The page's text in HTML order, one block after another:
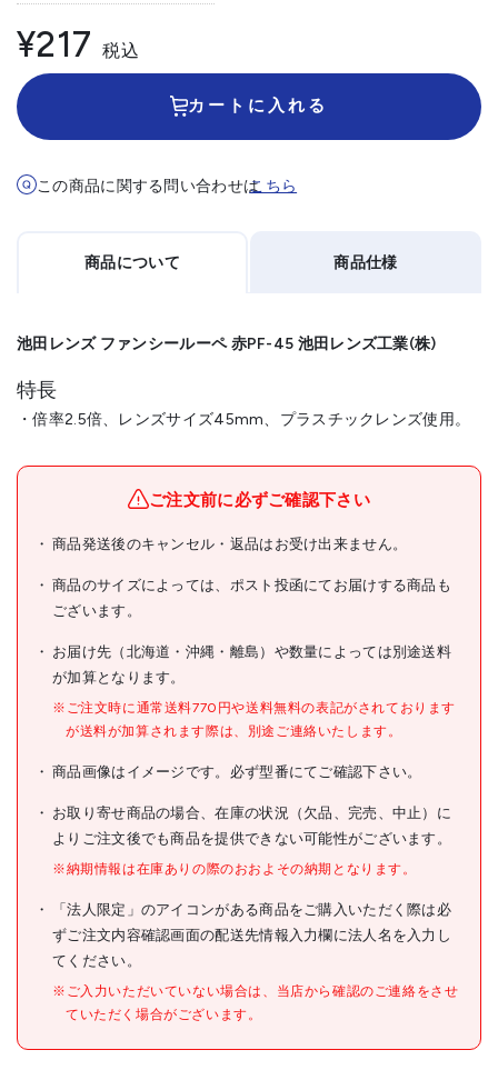
¥217 税込
カートに入れる
この商品に関する問い合わせはこちら
商品について
池田レンズ ファンシールーペ 赤PF-45 池田レンズ工業(株)
特長
・倍率2.5倍、レンズサイズ45mm、プラスチックレンズ使用。
商品仕様
ブランド名 池田レンズ
商品名
池田レンズ ファンシールー
ペ 赤
型式 PF-45
JANコード
●倍率(倍):2.5
●レンズサイズ(mm):45
ンズ
●商品サイズ
(mm):115×57×9
●色:赤
●倍率:2.5倍
材質/仕上
セット内容/付属品
ご注文前に必ずご確認下さい
商品発送後のキャンセル・返品はお受け出来ません。
商品のサイズによっては、ポスト投函にてお届けする商品も
ございます。
お届け先（北海道・沖縄・離島）や数量によっては別途送料
が加算となります。
※ご注文時に通常送料770円や送料無料の表記がされております
が送料が加算されます際は、別途ご連絡いたします。
商品画像はイメージです。必ず型番にてご確認下さい。
お取り寄せ商品の場合、在庫の状況（欠品、完売、中止）に
よりご注文後でも商品を提供できない可能性がございます。
※納期情報は在庫ありの際のおおよその納期となります。
「法人限定」のアイコンがある商品をご購入いただく際は必
ずご注文内容確認画面の配送先情報入力欄に法人名を入力し
てください。
※ご入力いただいていない場合は、当店から確認のご連絡をさせ
ていただく場合がございます。